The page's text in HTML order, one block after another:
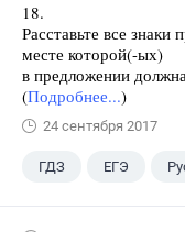
18.
Расставьте все
месте которой(-ых)
в предложении
(Подробнее...)
24 сентября 2017
ГДЗ ЕГЭ